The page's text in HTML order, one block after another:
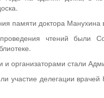
памяти доктора Манухина
чтений были
и организаторами стали
участие делегации